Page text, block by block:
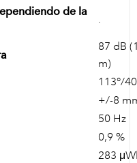
de la
.
87 dB
m)
113°/
+/-8
50 Hz
0,9 %
283